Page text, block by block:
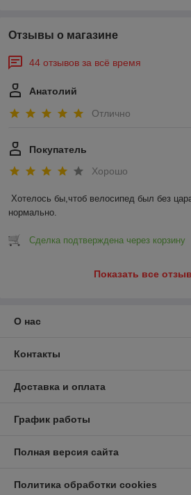
Отзывы о магазине
44 отзывов за всё время
Анатолий
Отлично
Покупатель
Хорошо
Хотелось бы,чтоб велосипед был без
нормально.
Сделка подтверждена через корзину
Показать все
О нас
Контакты
Доставка и оплата
График работы
Полная версия сайта
Политика обработки cookies